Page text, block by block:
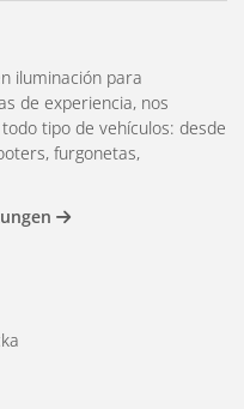
iluminación para
de experiencia, nos
tipo de vehículos: desde
furgonetas,